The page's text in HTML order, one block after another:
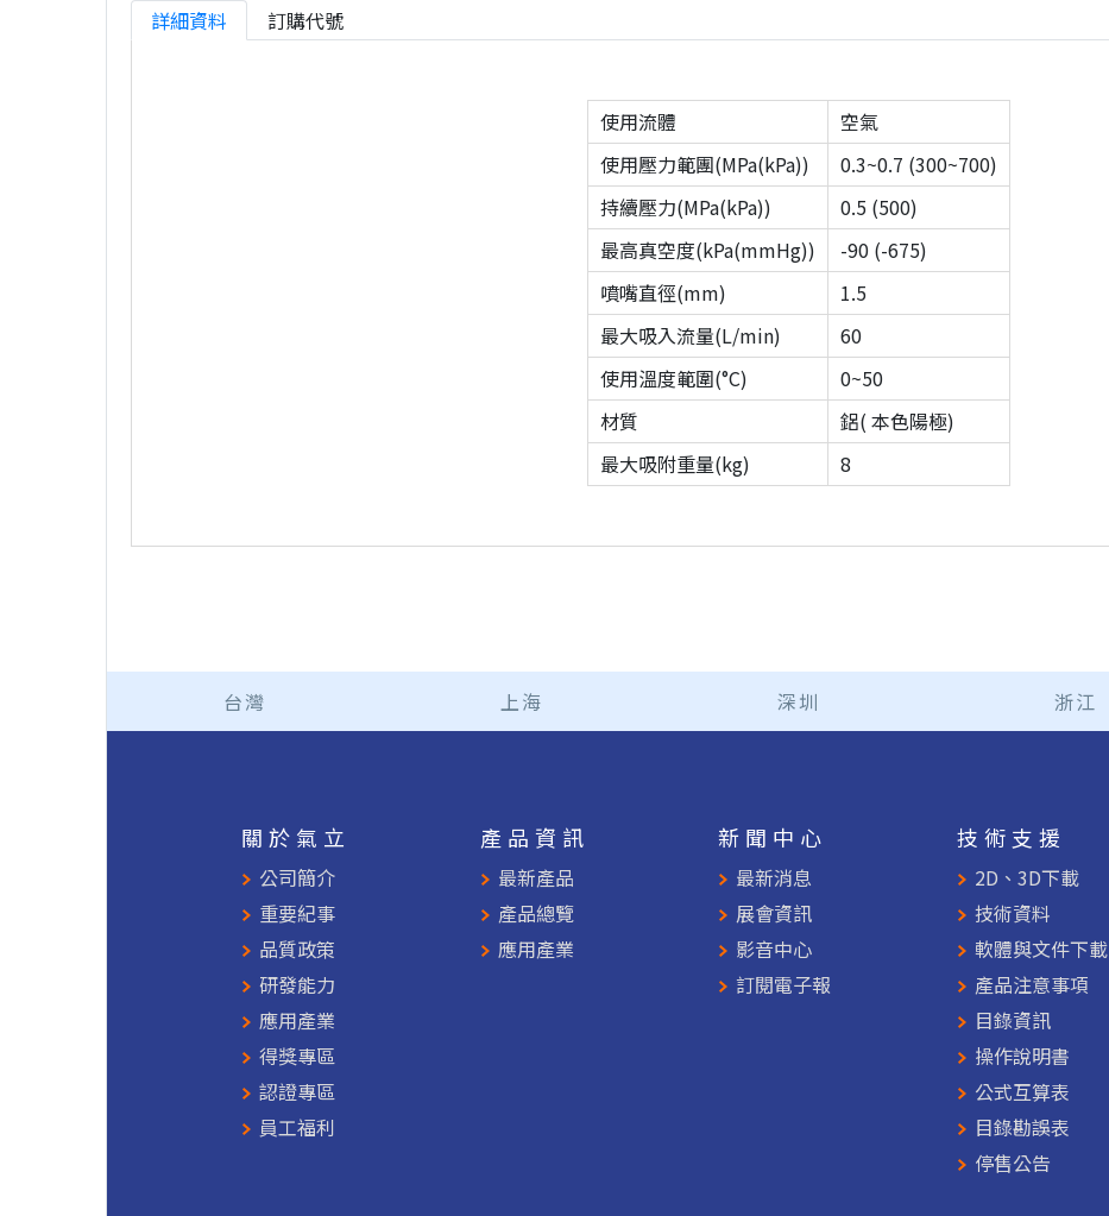
詳細資料 訂購代號
使用流體
空氣
使用壓力範團(MPa(kPa))
0.3~0.7 (300~700)
持續壓力(MPa(kPa))
0.5 (500)
最高真空度(kPa(mmHg))
-90 (-675)
噴嘴直徑(mm)
1.5
最大吸入流量(L/min)
60
使用溫度範圍(°C)
0~50
材質
鋁( 本色陽極)
最大吸附重量(kg)
8
台灣 上海 深圳 浙江
關於氣立
公司簡介
重要紀事
品質政策
研發能力
應用產業
得獎專區
認證專區
員工福利
產品資訊
最新產品
產品總覽
應用產業
新聞中心
最新消息
展會資訊
影音中心
訂閱電子報
技術支援
2D、3D下載
技術資料
軟體與文件下載
產品注意事項
目錄資訊
操作說明書
公式互算表
目錄勘誤表
停售公告